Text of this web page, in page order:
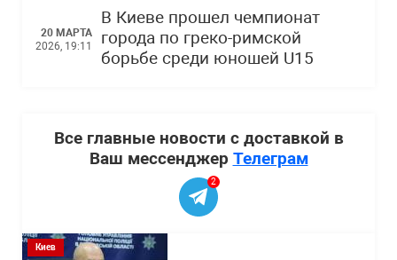
20 МАРТА
2026, 19:11
В Киеве прошел чемпионат
города по греко-римской
борьбе среди юношей U15
Все главные новости с доставкой в
Ваш мессенджер Телеграм
2
Киев